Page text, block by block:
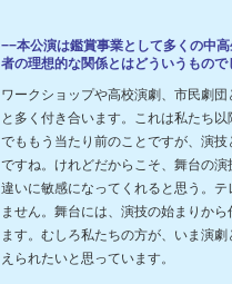
−−本公演は鑑賞事業として多くの中
者の理想的な関係とはどういうもので
ワークショップや高校演劇、市民劇
と多く付き合います。これは私たち
でももう当たり前のことですが、演
ですね。けれどだからこそ、舞台の
違いに敏感になってくれると思う。
ません。舞台には、演技の始まりか
ます。むしろ私たちの方が、いま演
えられたいと思っています。